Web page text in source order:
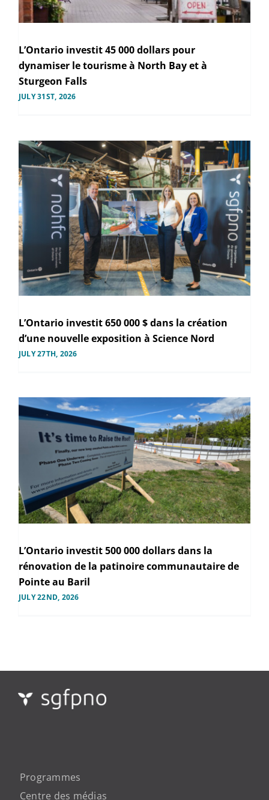
L’Ontario investit 45 000 dollars pour
dynamiser le tourisme à North Bay et à
Sturgeon Falls
JULY 31ST, 2026
L’Ontario investit 650 000 $ dans la création
d’une nouvelle exposition à Science Nord
JULY 27TH, 2026
L’Ontario investit 500 000 dollars dans la
rénovation de la patinoire communautaire de
Pointe au Baril
JULY 22ND, 2026
Programmes
Centre des médias